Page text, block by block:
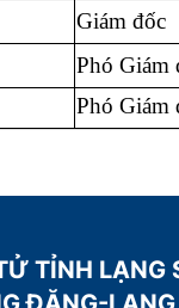
Giám đốc
Phó Giám
Phó Giám
TỈNH LẠNG